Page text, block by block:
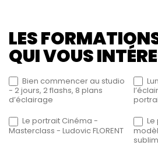
LES
QUI VOUS
Bien commencer au studio
- 2 jours, 2 flashs, 8 plans
d’éclairage
Le portrait Cinéma -
Masterclass - Ludovic FLORENT